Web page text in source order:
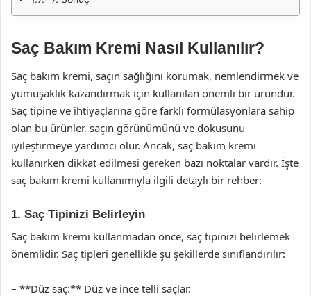
Saç Bakım Kremi Nasıl Kullanılır?
Saç bakım kremi, saçın sağlığını korumak, nemlendirmek ve
yumuşaklık kazandırmak için kullanılan önemli bir üründür.
Saç tipine ve ihtiyaçlarına göre farklı formülasyonlara sahip
olan bu ürünler, saçın görünümünü ve dokusunu
iyileştirmeye yardımcı olur. Ancak, saç bakım kremi
kullanırken dikkat edilmesi gereken bazı noktalar vardır. İşte
saç bakım kremi kullanımıyla ilgili detaylı bir rehber:
1. Saç Tipinizi Belirleyin
Saç bakım kremi kullanmadan önce, saç tipinizi belirlemek
önemlidir. Saç tipleri genellikle şu şekillerde sınıflandırılır:
– **Düz saç:** Düz ve ince telli saçlar.